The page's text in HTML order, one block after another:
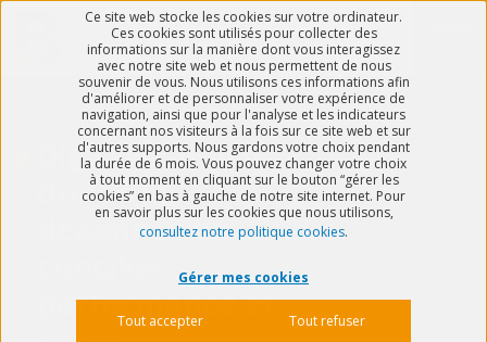
Ce site web stocke les cookies sur votre ordinateur.
Ces cookies sont utilisés pour collecter des
informations sur la manière dont vous interagissez
avec notre site web et nous permettent de nous
souvenir de vous. Nous utilisons ces informations afin
d'améliorer et de personnaliser votre expérience de
navigation, ainsi que pour l'analyse et les indicateurs
concernant nos visiteurs à la fois sur ce site web et sur
d'autres supports. Nous gardons votre choix pendant
la durée de 6 mois. Vous pouvez changer votre choix
à tout moment en cliquant sur le bouton “gérer les
cookies” en bas à gauche de notre site internet. Pour
en savoir plus sur les cookies que nous utilisons,
consultez notre politique cookies.
Gérer mes cookies
Tout accepter Tout refuser
Digitalisation et
droit à la
déconnexion :
performance et